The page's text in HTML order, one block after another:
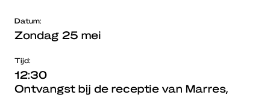
Datum:
Zondag 25 mei
Tijd:
12:30
Ontvangst bij de receptie van Marres,